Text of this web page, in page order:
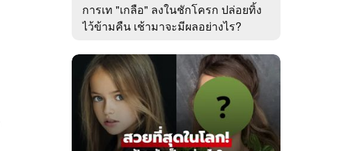
การเท "เกลือ" ลงในชักโครก ปล่อยทิ้ง
ไว้ข้ามคืน เช้ามาจะมีผลอย่างไร?